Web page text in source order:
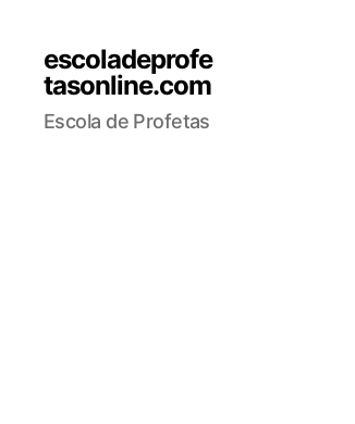
escoladeprofe
tasonline.com
Escola de Profetas